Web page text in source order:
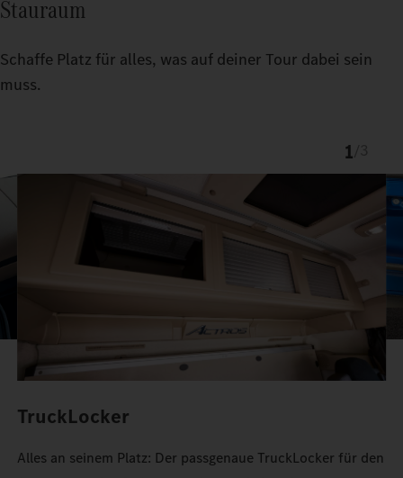
Stauraum
Schaffe Platz für alles, was auf deiner Tour dabei sein
muss.
1
TruckLocker
Alles an seinem Platz: Der passgenaue TruckLocker für den